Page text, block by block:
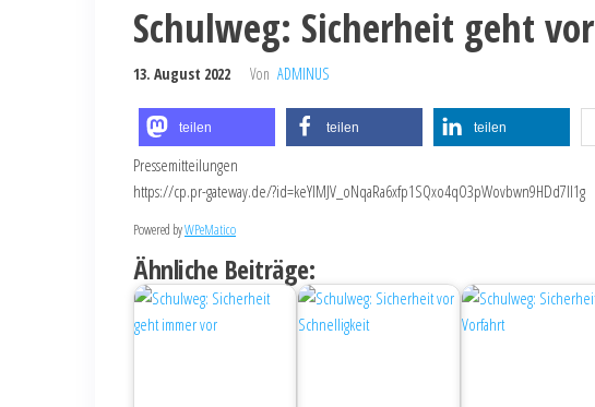
Schulweg: Sicherheit geht vor
13. August 2022 Von ADMINUS
teilen teilen teilen
Pressemitteilungen
https://cp.pr-gateway.de/?id=keYlMJV_oNqaRa6xfp1SQxo4qO3pWovbwn9HDd7Il1g
Powered byWPeMatico
Ähnliche Beiträge: